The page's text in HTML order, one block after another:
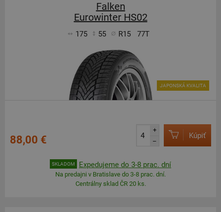
Falken
Eurowinter HS02
175 55 R15 77T
JAPONSKÁ KVALITA
88,00 €
+
–
Kúpiť
SKLADOM Expedujeme do 3-8 prac. dní
Na predajni v Bratislave do 3-8 prac. dní.
Centrálny sklad ČR 20 ks.